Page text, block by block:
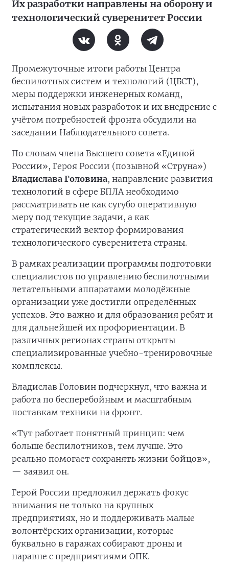
Их разработки направлены на оборону и
технологический суверенитет России
Промежуточные итоги работы Центра
беспилотных систем и технологий (ЦБСТ),
меры поддержки инженерных команд,
испытания новых разработок и их внедрение с
учётом потребностей фронта обсудили на
заседании Наблюдательного совета.
По словам члена Высшего совета «Единой
России», Героя России (позывной «Струна»)
Владислава Головина, направление развития
технологий в сфере БПЛА необходимо
рассматривать не как сугубо оперативную
меру под текущие задачи, а как
стратегический вектор формирования
технологического суверенитета страны.
В рамках реализации программы подготовки
специалистов по управлению беспилотными
летательными аппаратами молодёжные
организации уже достигли определённых
успехов. Это важно и для образования ребят и
для дальнейшей их профориентации. В
различных регионах страны открыты
специализированные учебно-тренировочные
комплексы.
Владислав Головин подчеркнул, что важна и
работа по бесперебойным и масштабным
поставкам техники на фронт.
«Тут работает понятный принцип: чем
больше беспилотников, тем лучше. Это
реально помогает сохранять жизни бойцов»,
— заявил он.
Герой России предложил держать фокус
внимания не только на крупных
предприятиях, но и поддерживать малые
волонтёрских организации, которые
буквально в гаражах собирают дроны и
наравне с предприятиями ОПК.